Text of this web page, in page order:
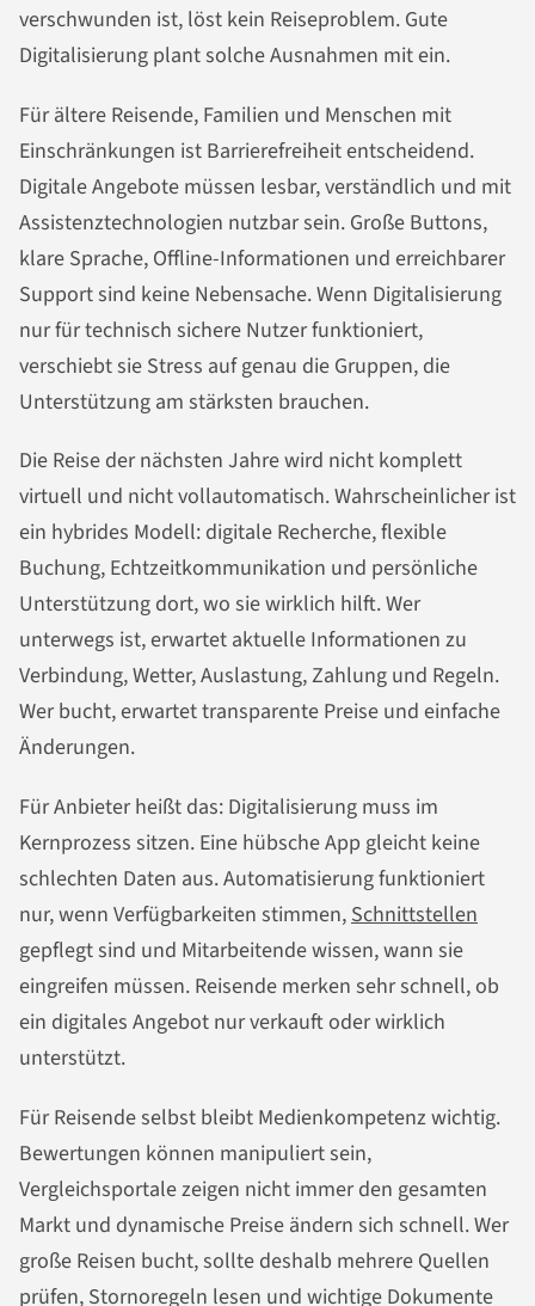
verschwunden ist, löst kein Reiseproblem. Gute
Digitalisierung plant solche Ausnahmen mit ein.
Für ältere Reisende, Familien und Menschen mit
Einschränkungen ist Barrierefreiheit entscheidend.
Digitale Angebote müssen lesbar, verständlich und mit
Assistenztechnologien nutzbar sein. Große Buttons,
klare Sprache, Offline-Informationen und erreichbarer
Support sind keine Nebensache. Wenn Digitalisierung
nur für technisch sichere Nutzer funktioniert,
verschiebt sie Stress auf genau die Gruppen, die
Unterstützung am stärksten brauchen.
Die Reise der nächsten Jahre wird nicht komplett
virtuell und nicht vollautomatisch. Wahrscheinlicher ist
ein hybrides Modell: digitale Recherche, flexible
Buchung, Echtzeitkommunikation und persönliche
Unterstützung dort, wo sie wirklich hilft. Wer
unterwegs ist, erwartet aktuelle Informationen zu
Verbindung, Wetter, Auslastung, Zahlung und Regeln.
Wer bucht, erwartet transparente Preise und einfache
Änderungen.
Für Anbieter heißt das: Digitalisierung muss im
Kernprozess sitzen. Eine hübsche App gleicht keine
schlechten Daten aus. Automatisierung funktioniert
nur, wenn Verfügbarkeiten stimmen,Schnittstellen
gepflegt sind und Mitarbeitende wissen, wann sie
eingreifen müssen. Reisende merken sehr schnell, ob
ein digitales Angebot nur verkauft oder wirklich
unterstützt.
Für Reisende selbst bleibt Medienkompetenz wichtig.
Bewertungen können manipuliert sein,
Vergleichsportale zeigen nicht immer den gesamten
Markt und dynamische Preise ändern sich schnell. Wer
große Reisen bucht, sollte deshalb mehrere Quellen
prüfen, Stornoregeln lesen und wichtige Dokumente